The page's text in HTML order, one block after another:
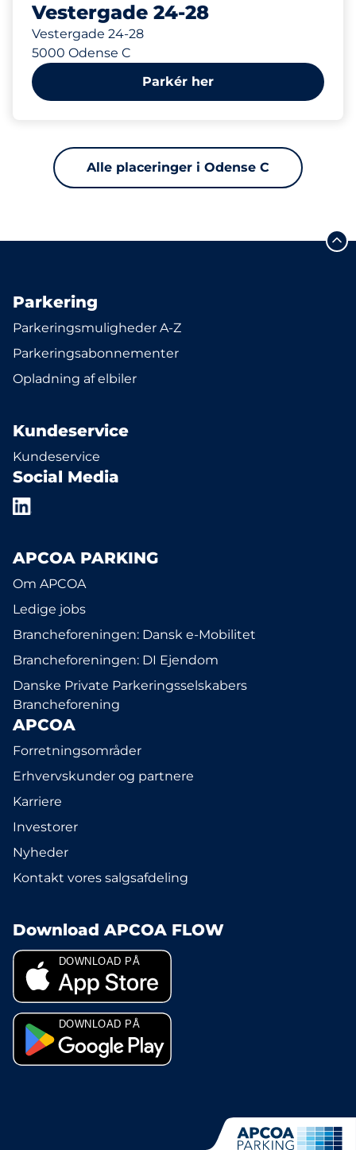
Vestergade 24-28
Vestergade 24-28
5000 Odense C
Parkér her
Alle placeringer i Odense C
Parkering
Parkeringsmuligheder A-Z
Parkeringsabonnementer
Opladning af elbiler
Kundeservice
Kundeservice
Social Media
APCOA PARKING
Om APCOA
Ledige jobs
Brancheforeningen: Dansk e-Mobilitet
Brancheforeningen: DI Ejendom
Danske Private Parkeringsselskabers
Brancheforening
APCOA
Forretningsområder
Erhvervskunder og partnere
Karriere
Investorer
Nyheder
Kontakt vores salgsafdeling
Download APCOA FLOW